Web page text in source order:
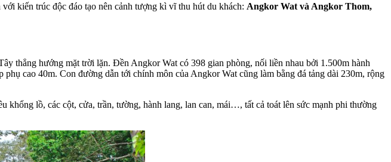
kiến trúc độc đáo tạo nên cảnh tượng kì vĩ thu hút du khách: Angkor Wat và Angkor Thom,
thẳng hướng mặt trời lặn. Đền Angkor Wat có 398 gian phòng, nối liền nhau bởi 1.500m hành
cao 40m. Con đường dẫn tới chính môn của Angkor Wat cũng làm bằng đá tảng dài 230m, rộng
khổng lồ, các cột, cửa, trần, tường, hành lang, lan can, mái…, tất cả toát lên sức mạnh phi thường